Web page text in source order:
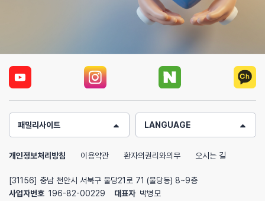
패밀리사이트 LANGUAGE
개인정보처리방침 이용약관 환자의권리와의무 오시는 길
[31156] 충남 천안시 서북구 불당21로 71 (불당동) 8~9층
사업자번호 196-82-00229 대표자 박병모